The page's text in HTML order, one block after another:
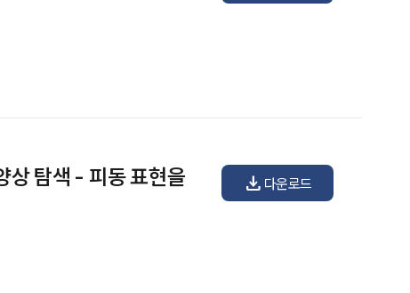
상 탐색 - 피동 표현을
다운로드
download